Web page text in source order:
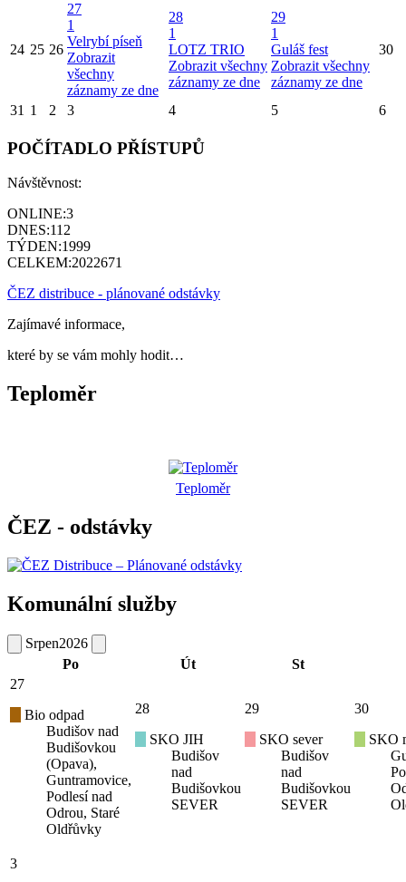
24 25 26
27
1
Velrybí píseň
Zobrazit
všechny
záznamy ze dne
28
1
LOTZ TRIO
Zobrazit všechny
záznamy ze dne
29
1
Guláš fest
Zobrazit všechny
záznamy ze dne
30
31 1 2 3 4 5 6
POČÍTADLO PŘÍSTUPŮ
Návštěvnost:
ONLINE:3
DNES:112
TÝDEN:1999
CELKEM:2022671
ČEZ distribuce - plánované odstávky
Zajímavé informace,
které by se vám mohly hodit…
Teploměr
Teploměr
ČEZ - odstávky
Komunální služby
Srpen2026
Po
Út
St
27
Bio odpad
Budišov nad
Budišovkou
(Opava),
Guntramovice,
Podlesí nad
Odrou, Staré
Oldřůvky
28
SKO JIH
Budišov
nad
Budišovkou
SEVER
29
SKO sever
Budišov
nad
Budišovkou
SEVER
30
SKO
3